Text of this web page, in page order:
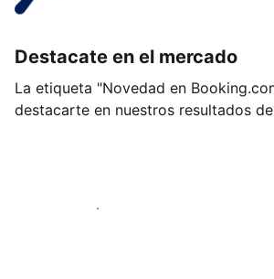
Destacate en el mercado
La etiqueta "Novedad en
destacarte en nuestros resultados
Empezá hoy mismo